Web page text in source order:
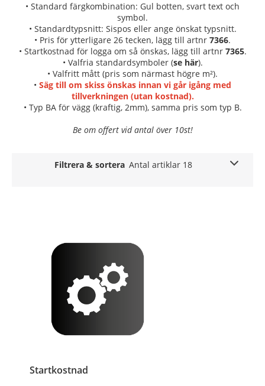
• Standard färgkombination: Gul botten, svart text och
symbol.
• Standardtypsnitt: Sispos eller ange önskat typsnitt.
• Pris för ytterligare 26 tecken, lägg till artnr 7366.
• Startkostnad för logga om så önskas, lägg till artnr 7365.
• Valfria standardsymboler (se här).
• Valfritt mått (pris som närmast högre m²).
• Säg till om skiss önskas innan vi går igång med
tillverkningen (utan kostnad).
• Typ BA för vägg (kraftig, 2mm), samma pris som typ B.
Be om offert vid antal över 10st!
Filtrera & sortera Antal artiklar 18
Startkostnad